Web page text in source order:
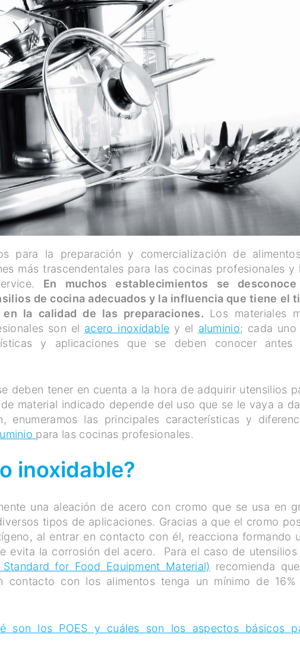
para la preparación y comercialización de
más trascendentales para las cocinas profesionales y
En muchos establecimientos se
de cocina adecuados y la influencia que tiene el
la calidad de las preparaciones. Los materiales
son el acero inoxidable y el aluminio; cada uno
y aplicaciones que se deben conocer antes
deben tener en cuenta a la hora de adquirir utensilios
material indicado depende del uso que se le vaya a
enumeramos las principales características y
para las cocinas profesionales.
inoxidable?
una aleación de acero con cromo que se usa en
tipos de aplicaciones. Gracias a que el cromo
al entrar en contacto con él, reacciona formando
evita la corrosión del acero. Para el caso de utensilios
for Food Equipment Material) recomienda
contacto con los alimentos tenga un mínimo de 16%
son los POES y cuáles son los aspectos básicos